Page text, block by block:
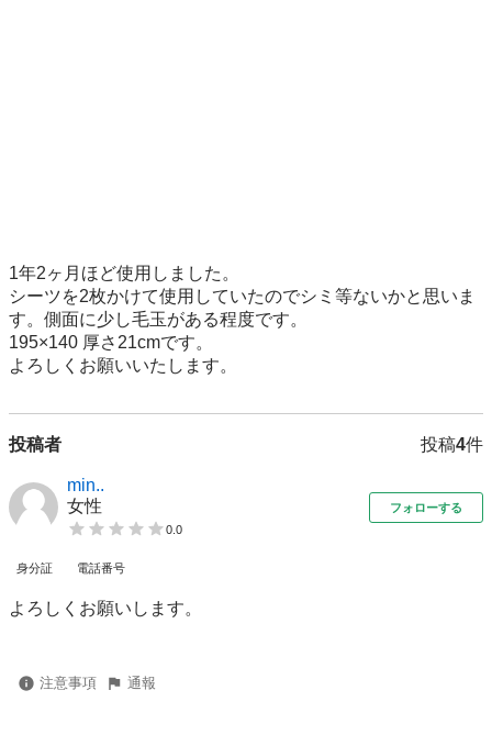
1年2ヶ月ほど使用しました。
シーツを2枚かけて使用していたのでシミ等ないかと思いま
す。側面に少し毛玉がある程度です。
195×140 厚さ21cmです。
よろしくお願いいたします。
投稿者 投稿4件
min..
女性
0.0
フォローする
身分証 電話番号
よろしくお願いします。
注意事項 通報